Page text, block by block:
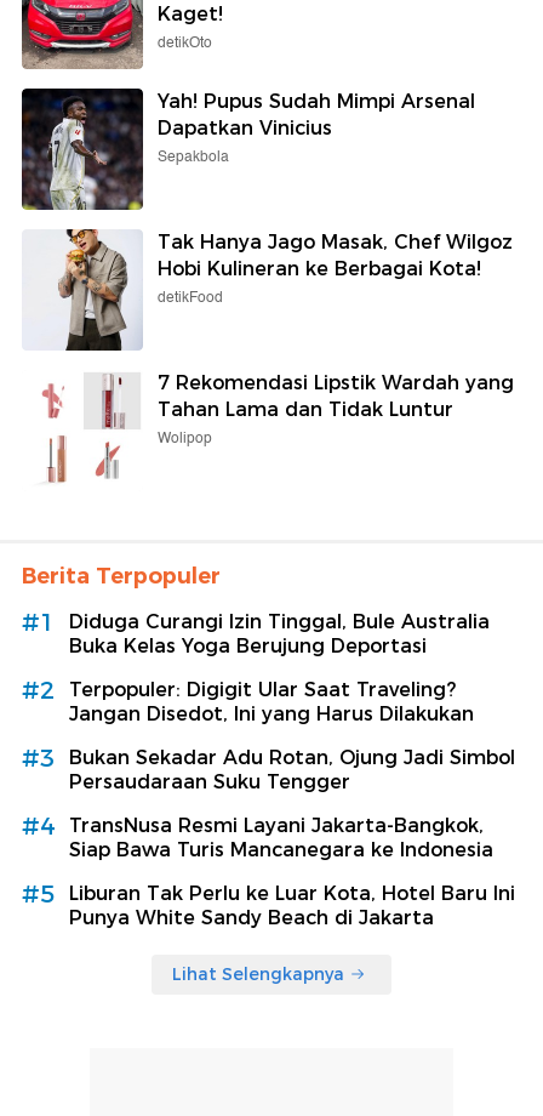
Kaget!
detikOto
Yah! Pupus Sudah Mimpi Arsenal
Dapatkan Vinicius
Sepakbola
Tak Hanya Jago Masak, Chef Wilgoz
Hobi Kulineran ke Berbagai Kota!
detikFood
7 Rekomendasi Lipstik Wardah yang
Tahan Lama dan Tidak Luntur
Wolipop
Berita Terpopuler
#1
Diduga Curangi Izin Tinggal, Bule Australia
Buka Kelas Yoga Berujung Deportasi
#2
Terpopuler: Digigit Ular Saat Traveling?
Jangan Disedot, Ini yang Harus Dilakukan
#3
Bukan Sekadar Adu Rotan, Ojung Jadi Simbol
Persaudaraan Suku Tengger
#4
TransNusa Resmi Layani Jakarta-Bangkok,
Siap Bawa Turis Mancanegara ke Indonesia
#5
Liburan Tak Perlu ke Luar Kota, Hotel Baru Ini
Punya White Sandy Beach di Jakarta
Lihat Selengkapnya